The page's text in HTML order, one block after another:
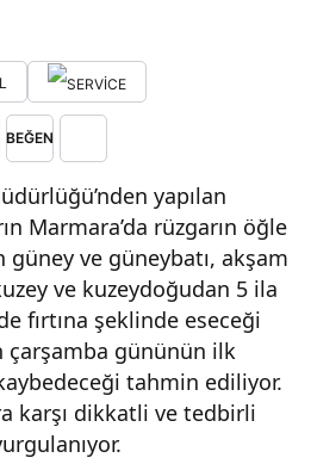
BEĞEN
yapılan
Marmara’da rüzgarın öğle
ve güneybatı, akşam
ve kuzeydoğudan 5 ila
fırtına şeklinde eseceği
çarşamba gününün ilk
tahmin ediliyor.
karşı dikkatli ve tedbirli